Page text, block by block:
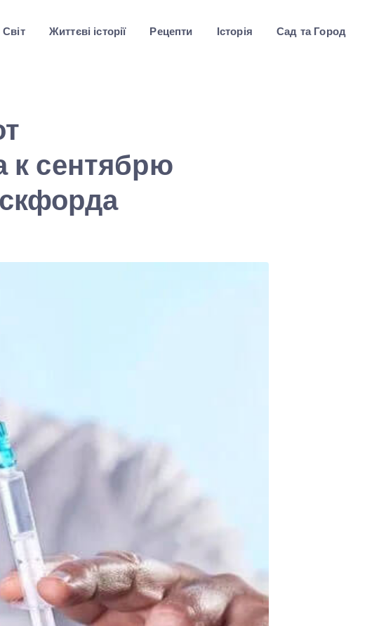
Світ Життєві історії Рецепти Історія Сад та Город
к сентябрю